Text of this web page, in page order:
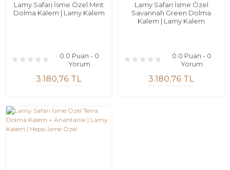
Lamy Safari İsme Özel Mint
Dolma Kalem | Lamy Kalem
0.0 Puan - 0
Yorum
3.180,76 TL
Lamy Safari İsme Özel
Savannah Green Dolma
Kalem | Lamy Kalem
0.0 Puan - 0
Yorum
3.180,76 TL